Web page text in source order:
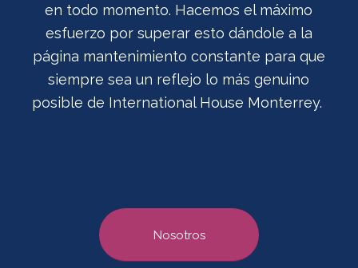
en todo momento. Hacemos el máximo
esfuerzo por superar esto dándole a la
página mantenimiento constante para que
siempre sea un reflejo lo más genuino
posible de International House Monterrey.
Nosotros